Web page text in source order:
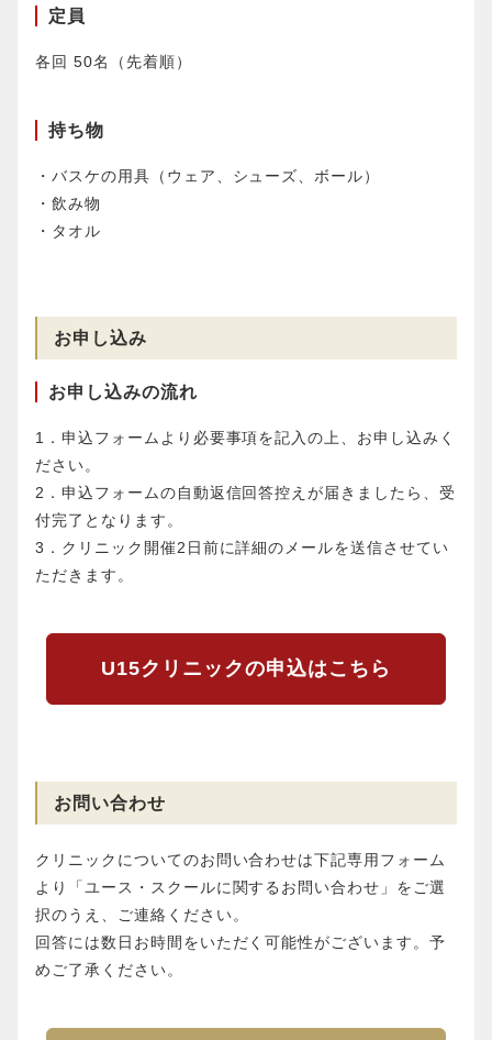
定員
各回 50名（先着順）
持ち物
・バスケの用具（ウェア、シューズ、ボール）
・飲み物
・タオル
お申し込み
お申し込みの流れ
1．申込フォームより必要事項を記入の上、お申し込みく
ださい。
2．申込フォームの自動返信回答控えが届きましたら、受
付完了となります。
3．クリニック開催2日前に詳細のメールを送信させてい
ただきます。
U15クリニックの申込はこちら
お問い合わせ
クリニックについてのお問い合わせは下記専用フォーム
より「ユース・スクールに関するお問い合わせ」をご選
択のうえ、ご連絡ください。
回答には数日お時間をいただく可能性がございます。予
めご了承ください。